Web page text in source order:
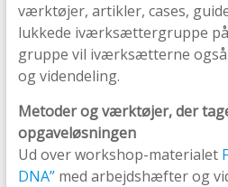
værktøjer, artikler, cases,
lukkede iværksættergruppe på
gruppe vil iværksætterne
og videndeling.
Metoder og værktøjer, der
opgaveløsningen
Ud over workshop-materialet
DNA”med arbejdshæfter og